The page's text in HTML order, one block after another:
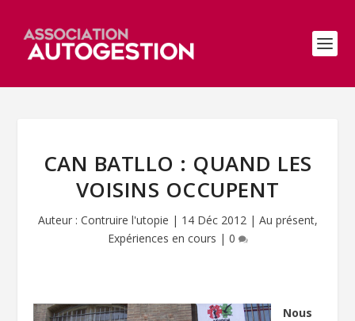
CAN BATLLO : QUAND LES
VOISINS OCCUPENT
Auteur : Contruire l'utopie | 14 Déc 2012| Au présent,
Expériences en cours | 0
Nous